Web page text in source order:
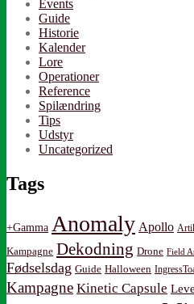
Events
Guide
Historie
Kalender
Lore
Operationer
Reference
Spilændring
Tips
Udstyr
Uncategorized
Tags
+Gamma Anomaly Apollo
Kampagne Dekodning Drone Field
Fødselsdag Guide Halloween
Kampagne Kinetic Capsule